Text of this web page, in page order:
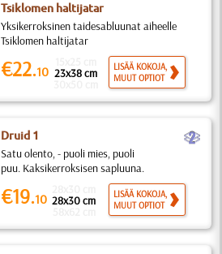
Tsiklomen haltijatar
Yksikerroksinen taidesabluunat aiheelle
Tsiklomen haltijatar
€22.10 23x38 cm
LISÄÄ KOKOJA,
MUUT OPTIOT
Druid 1 b
Satu olento, - puoli mies, puoli
puu. Kaksikerroksisen sapluuna.
€19.10 28x30 cm
LISÄÄ KOKOJA,
MUUT OPTIOT